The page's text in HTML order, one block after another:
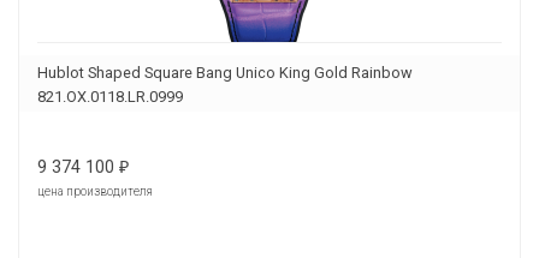
Hublot Shaped Square Bang Unico King Gold Rainbow
821.OX.0118.LR.0999
9 374 100 ₽
цена производителя